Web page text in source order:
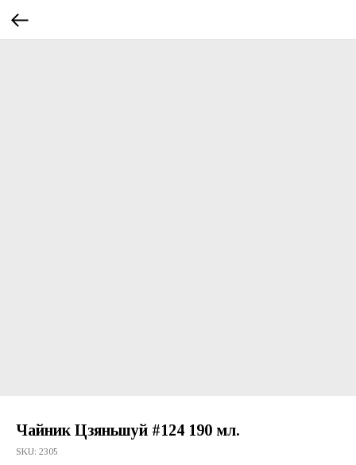
Чайник Цзяньшуй #124 190 мл.
SKU: 2305